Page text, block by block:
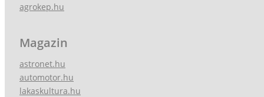
agrokep.hu
Magazin
astronet.hu
automotor.hu
lakaskultura.hu